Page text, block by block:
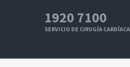
1920 7100
SERVICIO DE CIRUGÍA CARDÍACA